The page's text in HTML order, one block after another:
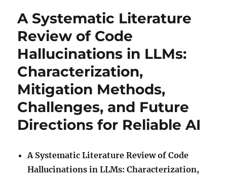
Agent
Practices
in
AI
Agent
Frameworks に
A Systematic Literature
Review of Code
Hallucinations in LLMs:
Characterization,
Mitigation Methods,
Challenges, and Future
Directions for Reliable AI
A Systematic Literature Review of Code
Hallucinations in LLMs: Characterization,